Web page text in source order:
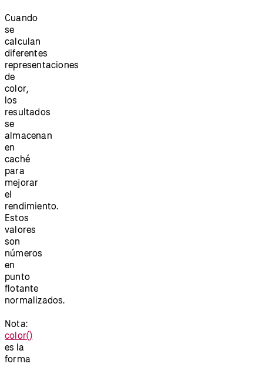
Cuando
se
calculan
diferentes
representaciones
de
color,
los
resultados
se
almacenan
en
caché
para
mejorar
el
rendimiento.
Estos
valores
son
números
en
punto
flotante
normalizados.
Nota:
color()
es la
forma